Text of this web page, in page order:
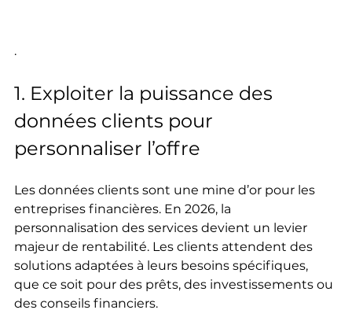
.
1. Exploiter la puissance des
données clients pour
personnaliser l’offre
Les données clients sont une mine d’or pour les
entreprises financières. En 2026, la
personnalisation des services devient un levier
majeur de rentabilité. Les clients attendent des
solutions adaptées à leurs besoins spécifiques,
que ce soit pour des prêts, des investissements ou
des conseils financiers.